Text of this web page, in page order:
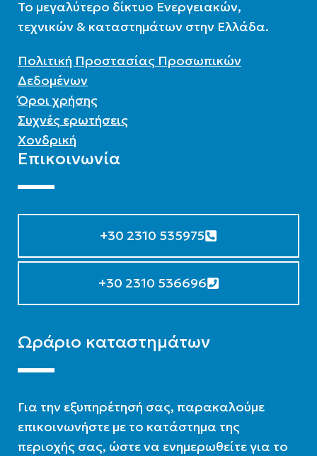
To μεγαλύτερο δίκτυο Ενεργειακών,
τεχνικών & καταστημάτων στην Ελλάδα.
Πολιτική Προστασίας Προσωπικών
Δεδομένων
Όροι χρήσης
Συχνές ερωτήσεις
Χονδρική
Επικοινωνία
+30 2310 535975
+30 2310 536696
Ωράριο καταστημάτων
Για την εξυπηρέτησή σας, παρακαλούμε
επικοινωνήστε με το κατάστημα της
περιοχής σας, ώστε να ενημερωθείτε για το